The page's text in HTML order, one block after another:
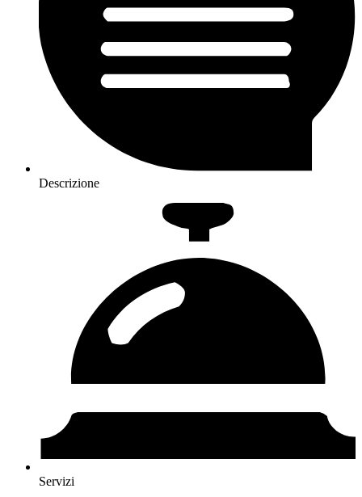
Descrizione
Servizi